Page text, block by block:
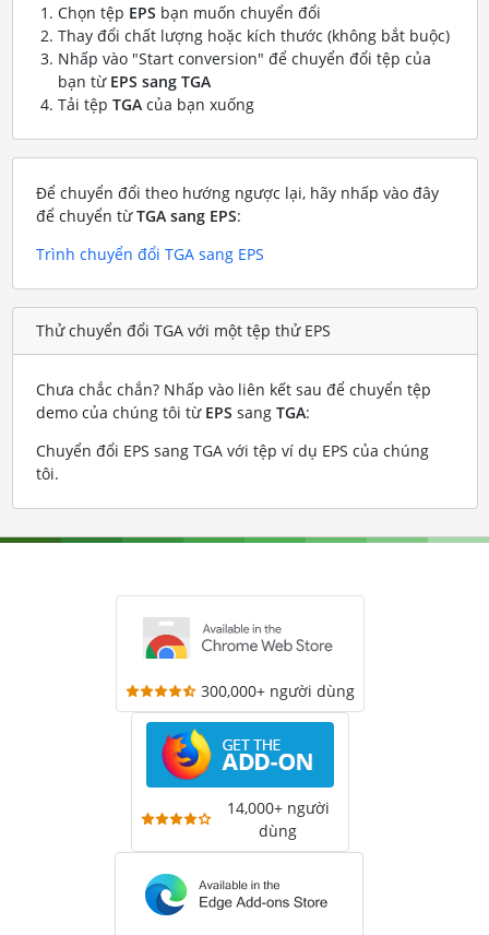
Chọn tệp EPS bạn muốn chuyển đổi
Thay đổi chất lượng hoặc kích thước (không bắt buộc)
Nhấp vào "Start conversion" để chuyển đổi tệp của
bạn từ EPS sang TGA
Tải tệp TGAcủa bạn xuống
Để chuyển đổi theo hướng ngược lại, hãy nhấp vào đây
để chuyển từTGA sang EPS:
Trình chuyển đổi TGA sang EPS
Thử chuyển đổi TGA với một tệp thử EPS
Chưa chắc chắn? Nhấp vào liên kết sau để chuyển tệp
demo của chúng tôi từ EPS sang TGA:
Chuyển đổi EPS sang TGA với tệp ví dụ EPS của chúng
tôi.
300,000+ người dùng
14,000+ người
dùng